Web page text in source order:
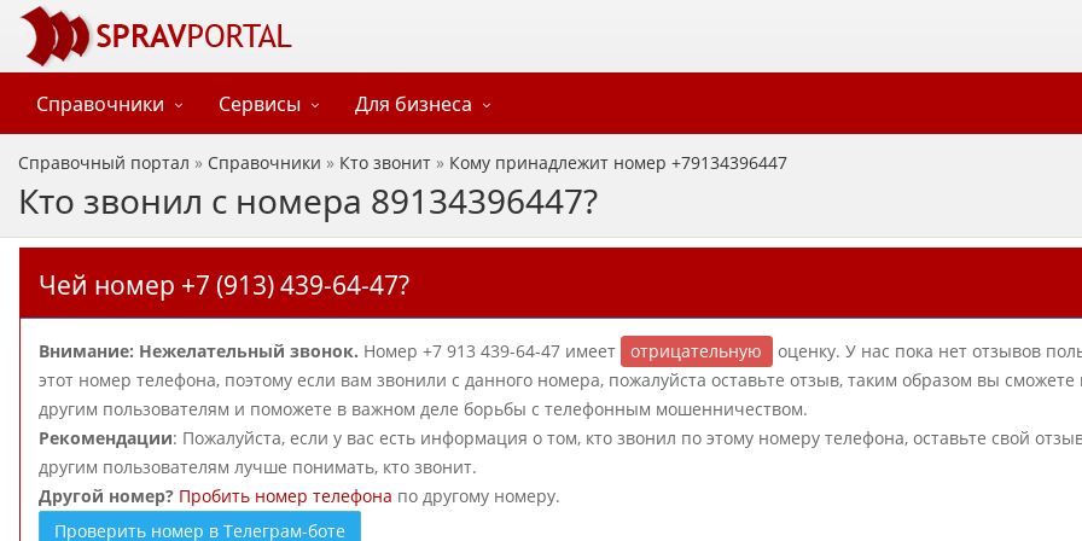
Справочники Сервисы Для бизнеса
Справочный портал » Справочники » Кто звонит » Кому принадлежит номер +79134396447
Кто звонил с номера 89134396447?
Чей номер +7 (913) 439-64-47?
Внимание: Нежелательный звонок. Номер +7 913 439-64-47 имеет отрицательную
оценку. У нас пока нет отзывов
этот номер телефона, поэтому если вам звонили с данного номера, пожалуйста оставьте отзыв, таким образом вы
другим пользователям и поможете в важном деле борьбы с телефонным мошенничеством.
Рекомендации: Пожалуйста, если у вас есть информация о том, кто звонил по этому номеру телефона, оставьте свой
другим пользователям лучше понимать, кто звонит.
Другой номер? Пробить номер телефона по другому номеру.
Проверить номер в Телеграм-боте